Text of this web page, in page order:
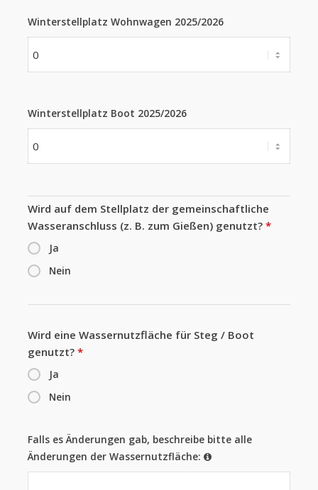
Winterstellplatz Wohnwagen 2025/2026
Winterstellplatz Boot 2025/2026
Wird auf dem Stellplatz der gemeinschaftliche
Wasseranschluss (z. B. zum Gießen) genutzt? *
Ja
Nein
Wird eine Wassernutzfläche für Steg / Boot
genutzt? *
Ja
Nein
Falls es Änderungen gab, beschreibe bitte alle
Änderungen der Wassernutzfläche: